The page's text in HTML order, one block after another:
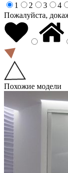
1
2 3 4
Пожалуйста,
Похожие модели